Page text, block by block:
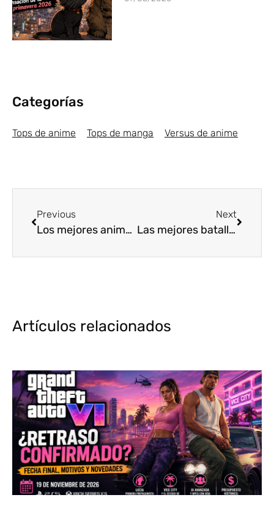
Categorías
Tops de anime Tops de manga Versus de anime
Previous
Los mejores animes Shonen de Otoño 2018 [Top5]
Next
Las mejores batallas de Boku no Hero Academia [Top5]
Artículos relacionados